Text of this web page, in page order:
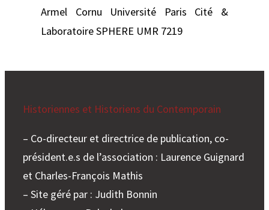
Armel Cornu Université Paris Cité &
Laboratoire SPHERE UMR 7219
Historiennes et Historiens du Contemporain
– Co-directeur et directrice de publication, co-
président.e.s de l’association : Laurence Guignard
et Charles-François Mathis
– Site géré par : Judith Bonnin